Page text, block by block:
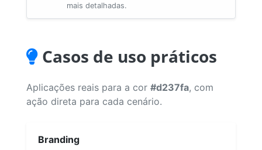
mais detalhadas.
Casos de uso práticos
Aplicações reais para a cor #d237fa, com
ação direta para cada cenário.
Branding